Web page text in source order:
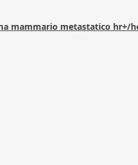
mammario metastatico